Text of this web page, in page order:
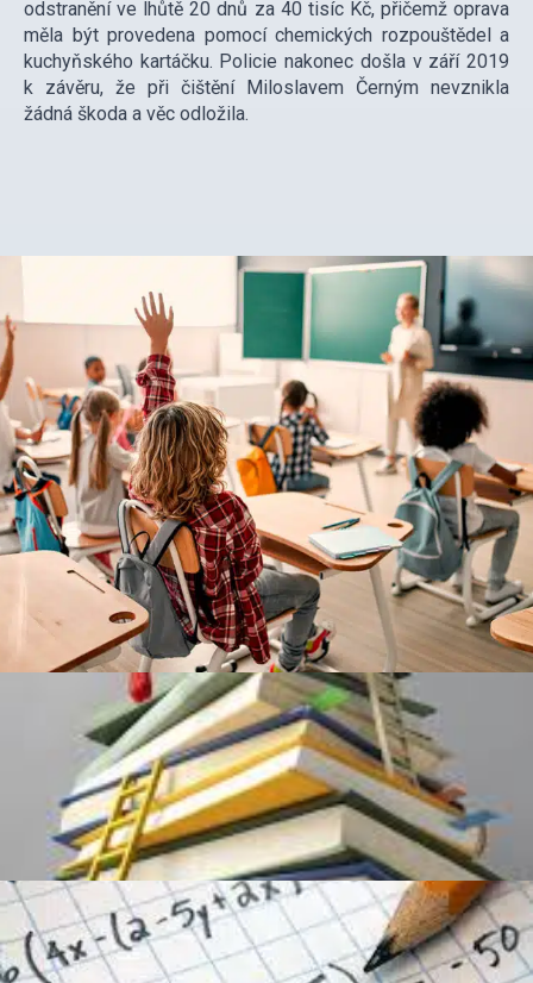
odstranění ve lhůtě 20 dnů za 40 tisíc Kč, přičemž oprava
měla být provedena pomocí chemických rozpouštědel a
kuchyňského kartáčku. Policie nakonec došla v září 2019
k závěru, že při čištění Miloslavem Černým nevznikla
žádná škoda a věc odložila.